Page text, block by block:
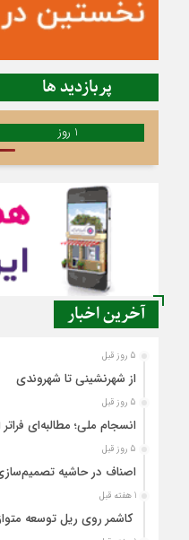
پربازدید ها
1 روز
آخرین اخبار
5 روز قبل
از شهرنشینی تا شهروندی
5 روز قبل
انسجام ملی؛ مطالبه‌ای
5 روز قبل
اصناف در حاشیه
1 هفته قبل
کاشمر روی ریل توسعه